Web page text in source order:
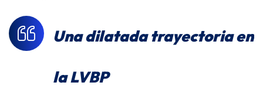
Una dilatada trayectoria en
la LVBP